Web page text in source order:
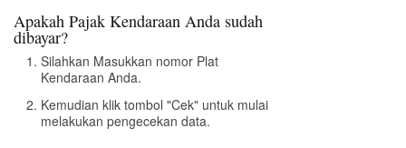
Apakah Pajak Kendaraan Anda sudah
dibayar?
Silahkan Masukkan nomor Plat
Kendaraan Anda.
Kemudian klik tombol "Cek" untuk mulai
melakukan pengecekan data.